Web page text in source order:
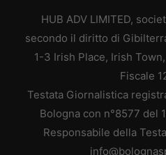
HUB ADV LIMITED,
secondo il diritto di
1-3 Irish Place, Irish Town,
Fiscale
Testata Giornalistica
Bologna con n°8577 del
Responsabile della